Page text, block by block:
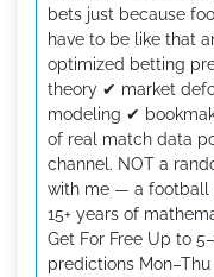
bets just because
have to be like that
optimized betting
theory ✔ market
modeling ✔
of real match data
channel. NOT a
with me — a football
15+ years of
Get For Free Up to
predictions